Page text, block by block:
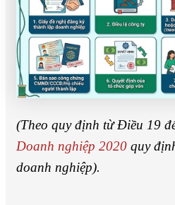
(Theo quy định từ Điều 19
Doanh nghiệp 2020quy
doanh nghiệp).